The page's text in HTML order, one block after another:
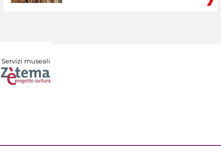
Servizi museali